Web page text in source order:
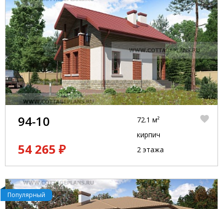
94-10
54 265 ₽
72.1 м²
кирпич
2 этажа
Популярный